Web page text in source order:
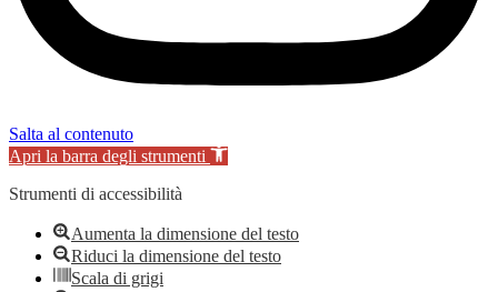
Salta al contenuto
Apri la barra degli strumenti
Strumenti di accessibilità
Aumenta la dimensione del testo
Riduci la dimensione del testo
Scala di grigi